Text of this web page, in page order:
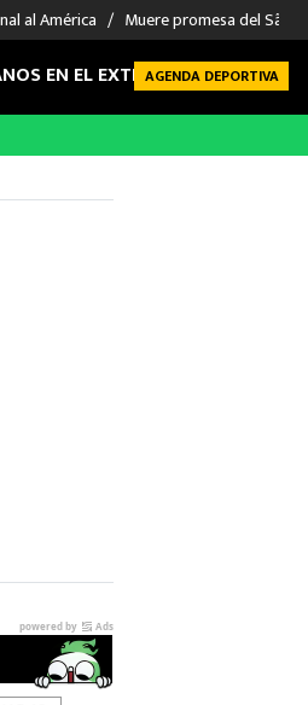
al América Muere promesa del São
EN EL EXTRANJERO FUTBOL
AGENDA DEPORTIVA